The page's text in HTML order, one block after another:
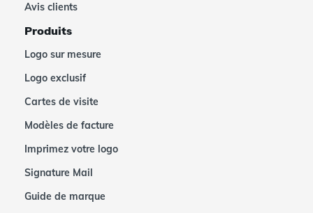
Avis clients
Produits
Logo sur mesure
Logo exclusif
Cartes de visite
Modèles de facture
Imprimez votre logo
Signature Mail
Guide de marque